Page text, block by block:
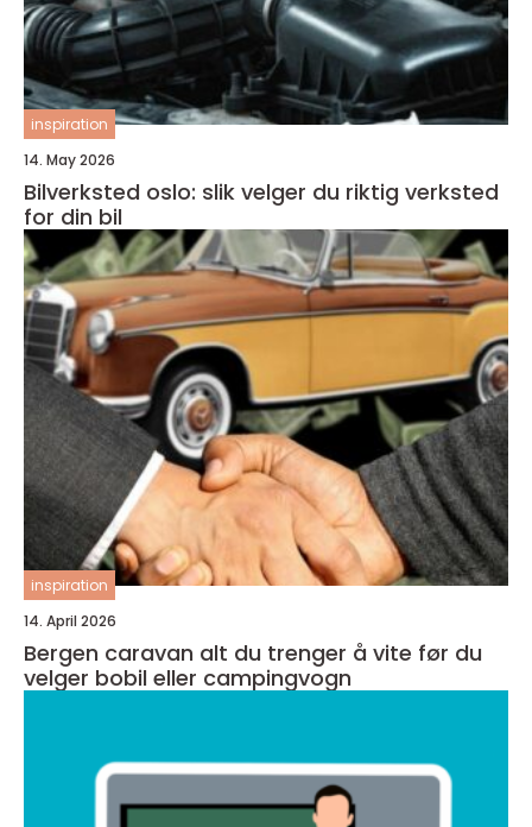
inspiration
14. May 2026
Bilverksted oslo: slik velger du riktig verksted
for din bil
inspiration
14. April 2026
Bergen caravan alt du trenger å vite før du
velger bobil eller campingvogn